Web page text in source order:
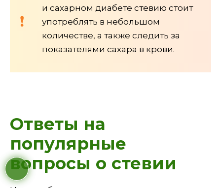
и сахарном диабете стевию стоит
употреблять в небольшом
количестве, а также следить за
показателями сахара в крови.
Ответы на
популярные
вопросы о стевии